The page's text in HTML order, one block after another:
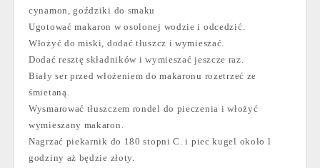
cynamon, goździki do smaku
Ugotować makaron w osolonej wodzie i odcedzić.
Włożyć do miski, dodać tłuszcz i wymieszać.
Dodać resztę składników i wymieszać jeszcze raz.
Biały ser przed włożeniem do makaronu rozetrzeć ze
śmietaną.
Wysmarować tłuszczem rondel do pieczenia i włożyć
wymieszany makaron.
Nagrzać piekarnik do 180 stopni C. i piec kugel około l
godziny aż będzie złoty.